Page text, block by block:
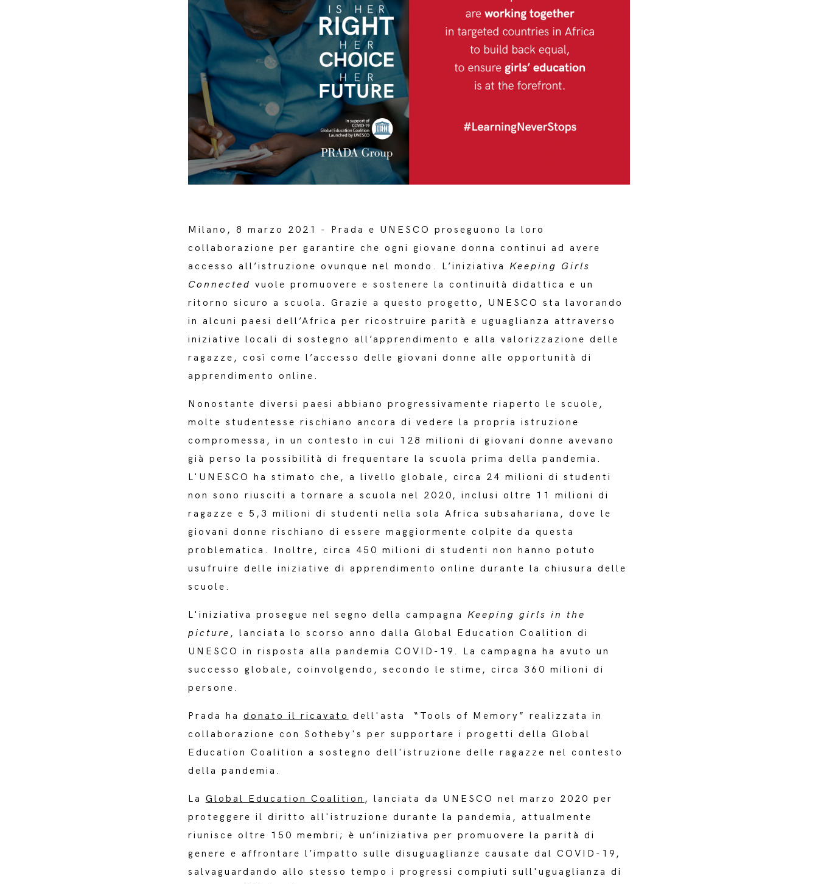
Milano, 8 marzo 2021 - Prada e UNESCO proseguono la loro
collaborazione per garantire che ogni giovane donna continui ad avere
accesso all’istruzione ovunque nel mondo. L’iniziativa Keeping Girls
Connected vuole promuovere e sostenere la continuità didattica e un
ritorno sicuro a scuola. Grazie a questo progetto, UNESCO sta lavorando
in alcuni paesi dell’Africa per ricostruire parità e uguaglianza attraverso
iniziative locali di sostegno all’apprendimento e alla valorizzazione delle
ragazze, così come l’accesso delle giovani donne alle opportunità di
apprendimento online.
Nonostante diversi paesi abbiano progressivamente riaperto le scuole,
molte studentesse rischiano ancora di vedere la propria istruzione
compromessa, in un contesto in cui 128 milioni di giovani donne avevano
già perso la possibilità di frequentare la scuola prima della pandemia.
L'UNESCO ha stimato che, a livello globale, circa 24 milioni di studenti
non sono riusciti a tornare a scuola nel 2020, inclusi oltre 11 milioni di
ragazze e 5,3 milioni di studenti nella sola Africa subsahariana, dove le
giovani donne rischiano di essere maggiormente colpite da questa
problematica. Inoltre, circa 450 milioni di studenti non hanno potuto
usufruire delle iniziative di apprendimento online durante la chiusura delle
scuole.
L'iniziativa prosegue nel segno della campagna Keeping girls in the
picture , lanciata lo scorso anno dalla Global Education Coalition di
UNESCO in risposta alla pandemia COVID-19. La campagna ha avuto un
successo globale, coinvolgendo, secondo le stime, circa 360 milioni di
persone.
Prada ha donato il ricavato dell'asta “Tools of Memory” realizzata in
collaborazione con Sotheby's per supportare i progetti della Global
Education Coalition a sostegno dell'istruzione delle ragazze nel contesto
della pandemia.
La Global Education Coalition , lanciata da UNESCO nel marzo 2020 per
proteggere il diritto all'istruzione durante la pandemia, attualmente
riunisce oltre 150 membri; è un’iniziativa per promuovere la parità di
genere e affrontare l’impatto sulle disuguaglianze causate dal COVID-19,
salvaguardando allo stesso tempo i progressi compiuti sull'uguaglianza di